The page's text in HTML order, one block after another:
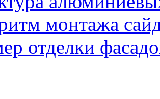
монтажа
отделки